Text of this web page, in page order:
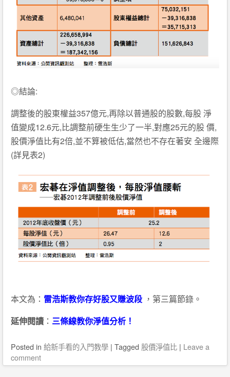
◎結論:
調整後的股東權益357億元,再除以普通股的股數,每股 淨
值變成12.6元,比調整前硬生生少了一半,對應25元的股 價,
股價淨值比有2倍,並不算被低估,當然也不存在著安 全邊際
(詳見表2)
本文為： 雷浩斯教你存好股又賺波段 ，第三篇節錄。
延伸閱讀 ： 三條線教你淨值分析！
Posted in 給新手看的入門教學 | Tagged 股價淨值比 | Leave a
comment